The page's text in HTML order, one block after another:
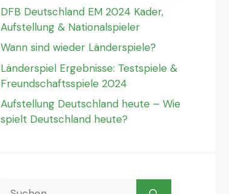
DFB Deutschland EM 2024 Kader,
Aufstellung & Nationalspieler
Wann sind wieder Länderspiele?
Länderspiel Ergebnisse: Testspiele &
Freundschaftsspiele 2024
Aufstellung Deutschland heute – Wie
spielt Deutschland heute?
Suchen